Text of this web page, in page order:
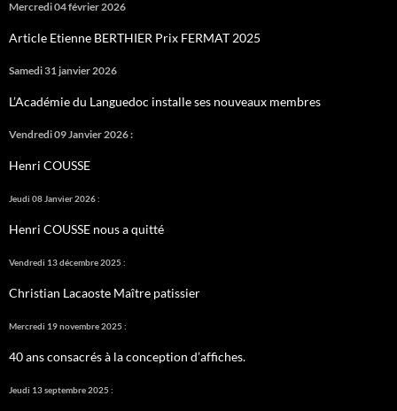
Mercredi 04 février 2026
Article Etienne BERTHIER Prix FERMAT 2025
Samedi 31 janvier 2026
L’Académie du Languedoc installe ses nouveaux membres
Vendredi 09 Janvier 2026 :
Henri COUSSE
Jeudi 08 Janvier 2026 :
Henri COUSSE nous a quitté
Vendredi 13 décembre 2025 :
Christian Lacaoste Maître patissier
Mercredi 19 novembre 2025 :
40 ans consacrés à la conception d’affiches.
Jeudi 13 septembre 2025 :